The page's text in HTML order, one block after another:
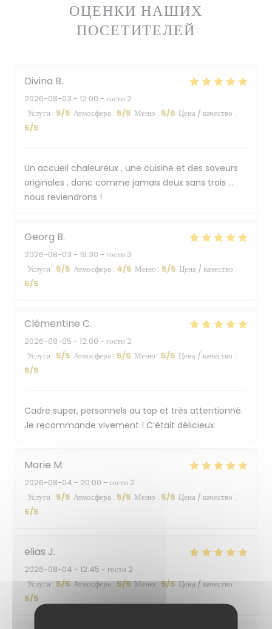
ОЦЕНКИ НАШИХ
ПОСЕТИТЕЛЕЙ
Divina B
2026-08-03 - 12:00 - гости 2
Услуги : 5/5 Атмосфера : 5/5 Меню : 5/5 Цена / качество :
5/5
Un accueil chaleureux , une cuisine et des saveurs
originales , donc comme jamais deux sans trois …
nous reviendrons !
Georg B
2026-08-03 - 19:30 - гости 3
Услуги : 5/5 Атмосфера : 4/5 Меню : 5/5 Цена / качество :
5/5
Clémentine C
2026-08-05 - 12:00 - гости 2
Услуги : 5/5 Атмосфера : 5/5 Меню : 5/5 Цена / качество :
5/5
Cadre super, personnels au top et très attentionné.
Je recommande vivement ! C’était délicieux
Marie M
2026-08-04 - 20:00 - гости 2
Услуги : 5/5 Атмосфера : 5/5 Меню : 5/5 Цена / качество :
5/5
elias J
2026-08-04 - 12:45 - гости 2
Услуги:5/5 Атмосфера:5/5 Меню:5/5 Цена / качество :
5/5